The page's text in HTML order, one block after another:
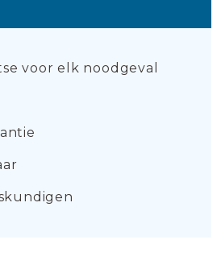
voor elk noodgeval